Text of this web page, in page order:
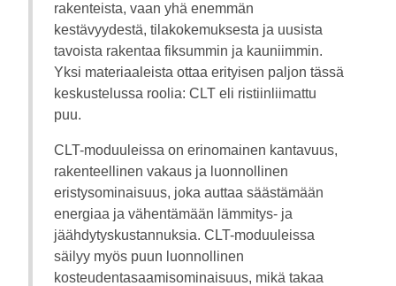
rakenteista, vaan yhä enemmän
kestävyydestä, tilakokemuksesta ja uusista
tavoista rakentaa fiksummin ja kauniimmin.
Yksi materiaaleista ottaa erityisen paljon tässä
keskustelussa roolia: CLT eli ristiinliimattu
puu.
CLT-moduuleissa on erinomainen kantavuus,
rakenteellinen vakaus ja luonnollinen
eristysominaisuus, joka auttaa säästämään
energiaa ja vähentämään lämmitys- ja
jäähdytyskustannuksia. CLT-moduuleissa
säilyy myös puun luonnollinen
kosteudentasaamisominaisuus, mikä takaa